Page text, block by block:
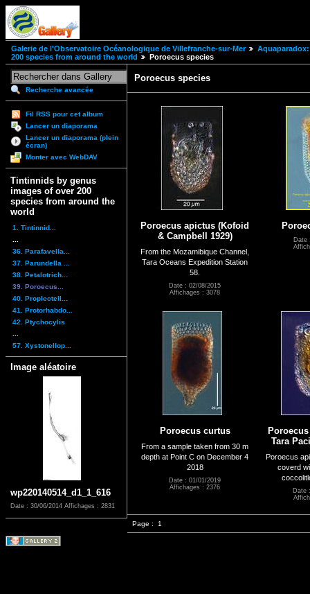
Galerie de l'Observatoire Océanologique de Villefranche-sur-Mer
200 species from around the world
Poroecus species
Recherche avancée
Fil RSS pour cet album
Lancer un diaporama
Lancer un diaporama (plein
écran)
Monter avec WebDAV
Tintinnids by genus
images of over 200
species from around the
world
1. Tintinnid...
36. Parafavella...
37. Parundella ...
38. Petalotrich...
39. Poroecus...
40. Proplectell...
41. Protorhabdo...
42. Ptychocylis
57. Xystonellop...
Image aléatoire
wp220140514_d1_1_616
Date : 30/06/2014 Affichages : 2831
Poroecus species
Poroecus apictus (Kofoid
& Campbell 1929)
From the Mozamibique Channel,
Tara Oceans Expedition Station
58.
Date : 02/08/2015
Affichages : 3078
Date
Poroecus curtus
From a sample taken from 30 m
depth at Point C on December 4
2018
Date : 01/01/2019
Affichages : 2376
Tara
Poroecus
coverd
Date
Page : 1